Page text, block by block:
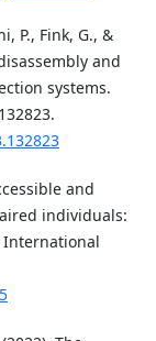
P., Fink, G., &
and
systems.
and
individuals: